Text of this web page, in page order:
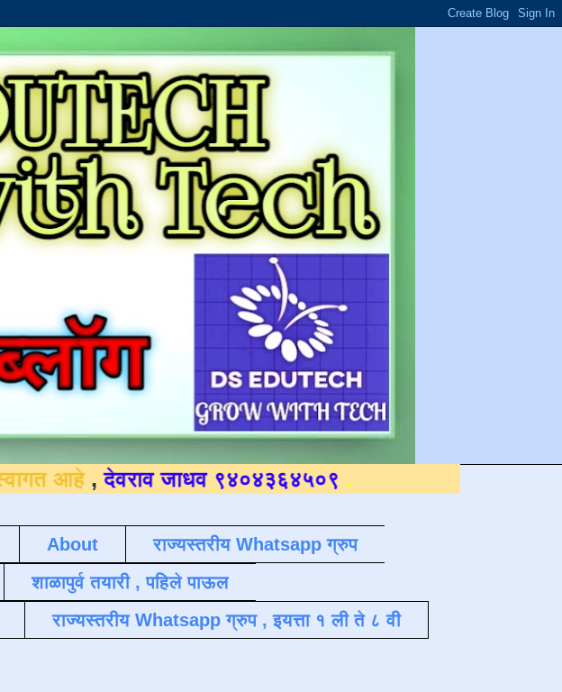
देवराव जाधव ९४०४३६४५०९ .
About
राज्यस्तरीय Whatsapp ग्रुप
शाळापुर्व तयारी , पहिले पाऊल
राज्यस्तरीय Whatsapp ग्रुप , इयत्ता १ ली ते ८ वी